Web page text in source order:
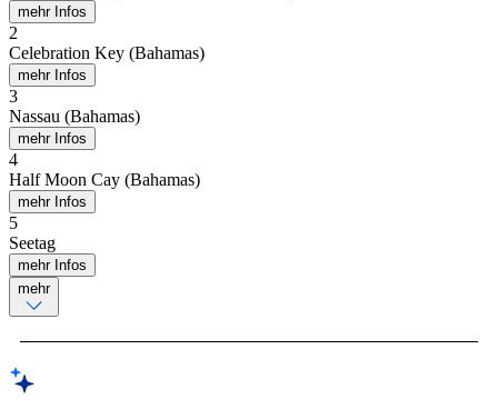
mehr Infos
2
Celebration Key (Bahamas)
mehr Infos
3
Nassau (Bahamas)
mehr Infos
4
Half Moon Cay (Bahamas)
mehr Infos
5
Seetag
mehr Infos
mehr